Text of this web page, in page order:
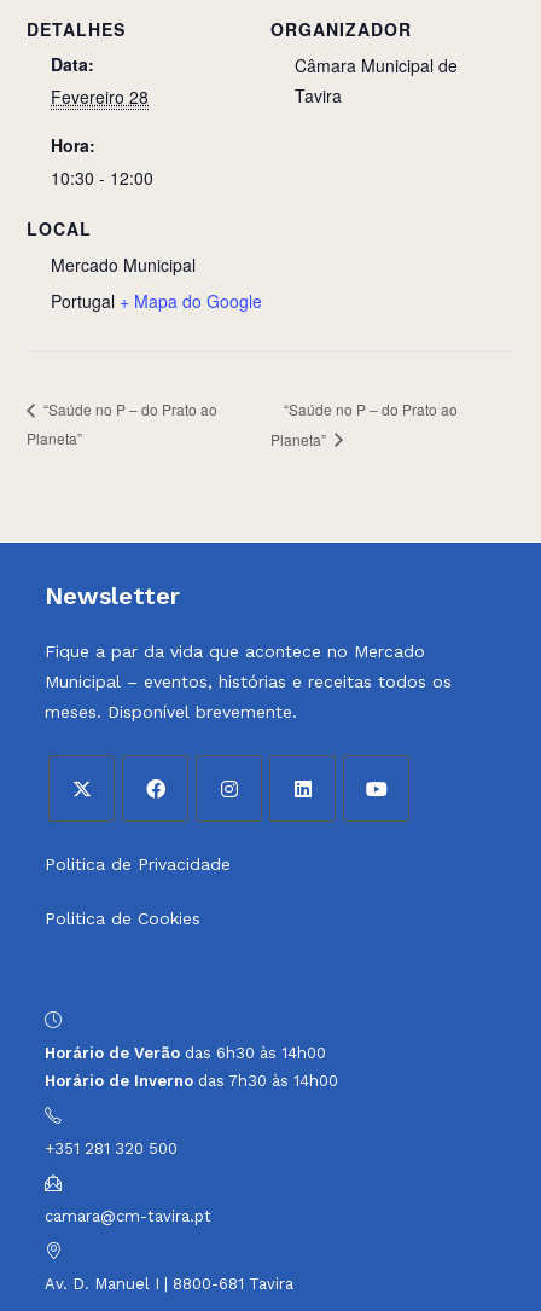
DETALHES
Data:
Fevereiro 28
Hora:
10:30 - 12:00
LOCAL
Mercado Municipal
Portugal + Mapa do Google
ORGANIZADOR
Câmara Municipal de
Tavira
“Saúde no P – do Prato ao
Planeta”
“Saúde no P – do Prato ao
Planeta”
Newsletter
Fique a par da vida que acontece no Mercado
Municipal – eventos, histórias e receitas todos os
meses. Disponível brevemente.
in
new
in
new
in
new
Politica de Privacidade
Politica de Cookies
Horário de Verão das 6h30 às 14h00
Horário de Inverno das 7h30 às 14h00
+351 281 320 500
camara@cm-tavira.pt
Av. D. Manuel I | 8800-681 Tavira